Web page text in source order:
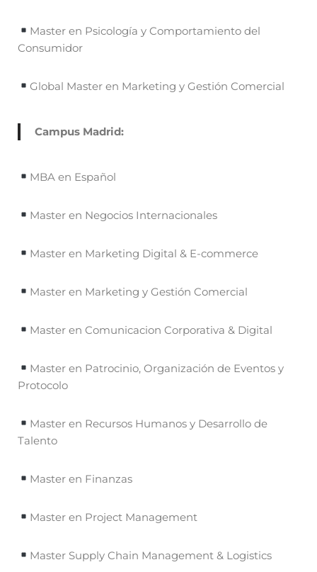
Master en Psicología y Comportamiento del
Consumidor
Global Master en Marketing y Gestión Comercial
Campus Madrid:
MBA en Español
Master en Negocios Internacionales
Master en Marketing Digital & E-commerce
Master en Marketing y Gestión Comercial
Master en Comunicacion Corporativa & Digital
Master en Patrocinio, Organización de Eventos y
Protocolo
Master en Recursos Humanos y Desarrollo de
Talento
Master en Finanzas
Master en Project Management
Master Supply Chain Management & Logistics